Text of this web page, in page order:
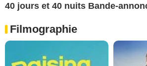
40 jours et 40 nuits Bande-
Filmographie